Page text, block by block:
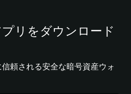
リをダウンロード
頼される安全な暗号資産ウォ